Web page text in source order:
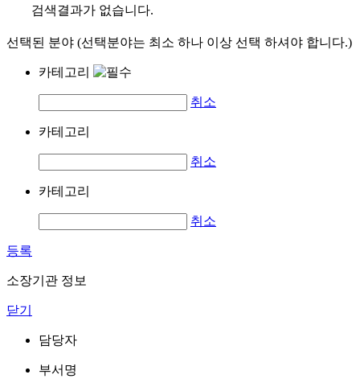
검색결과가 없습니다.
선택된 분야 (선택분야는 최소 하나 이상 선택 하셔야 합니다.)
카테고리
취소
카테고리
취소
카테고리
취소
등록
소장기관 정보
닫기
담당자
부서명